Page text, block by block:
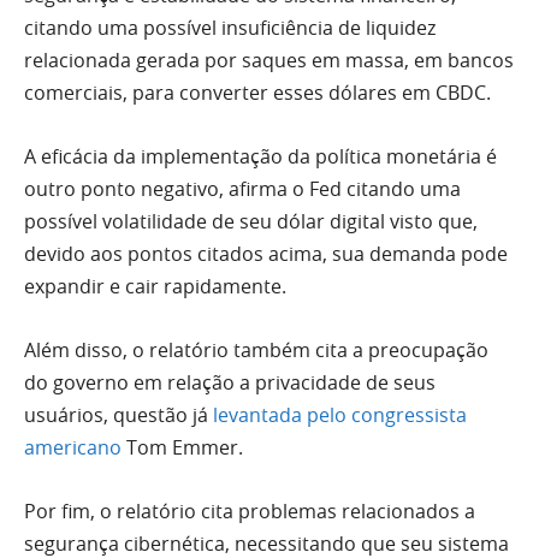
citando uma possível insuficiência de liquidez
relacionada gerada por saques em massa, em bancos
comerciais, para converter esses dólares em CBDC.
A eficácia da implementação da política monetária é
outro ponto negativo, afirma o Fed citando uma
possível volatilidade de seu dólar digital visto que,
devido aos pontos citados acima, sua demanda pode
expandir e cair rapidamente.
Além disso, o relatório também cita a preocupação
do governo em relação a privacidade de seus
usuários, questão já levantada pelo congressista
americano Tom Emmer.
Por fim, o relatório cita problemas relacionados a
segurança cibernética, necessitando que seu sistema